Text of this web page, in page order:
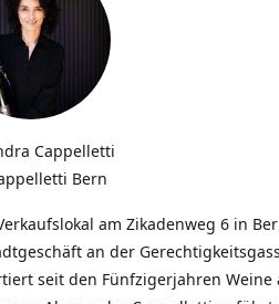
Cappelletti
Bern
am Zikadenweg 6 in
an der
seit den Fünfzigerjahren Weine